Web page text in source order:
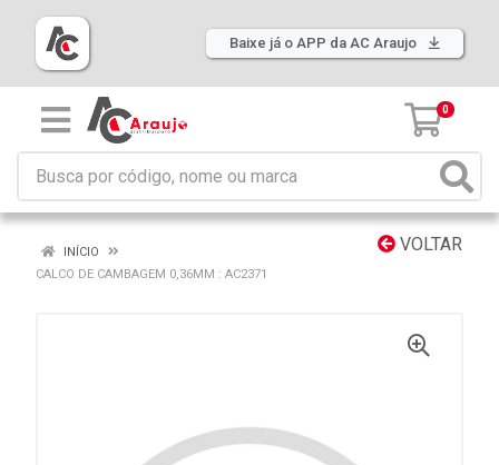
Baixe já o APP da AC Araujo
0
VOLTAR
INÍCIO
CALCO DE CAMBAGEM 0,36MM : AC2371